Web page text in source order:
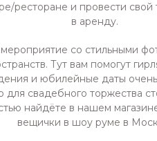
ресторане и провести
в аренду.
со стильными
Тут вам помогут
и юбилейные даты
свадебного торжества
найдёте в нашем
вещички в шоу руме в